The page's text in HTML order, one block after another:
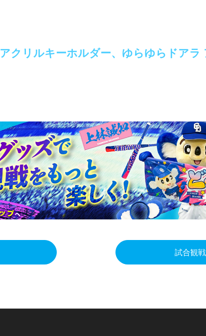
アクリルキーホルダー、ゆらゆらドアラ
試合観